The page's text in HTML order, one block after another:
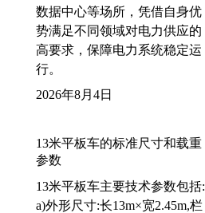
数据中心等场所，凭借自身优
势满足不同领域对电力供应的
高要求，保障电力系统稳定运
行。
2026年8月4日
13米平板车的标准尺寸和载重
参数
13米平板车主要技术参数包括:
a)外形尺寸:长13m×宽2.45m,栏